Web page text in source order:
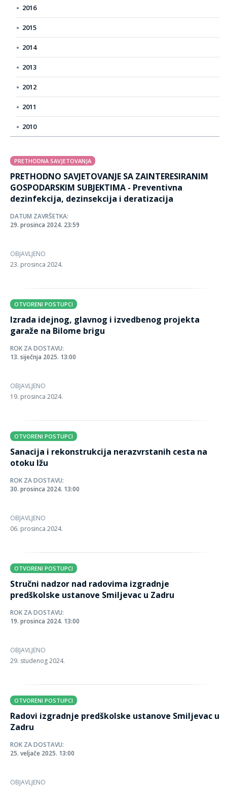
2016
2015
2014
2013
2012
2011
2010
PRETHODNA SAVJETOVANJA
PRETHODNO SAVJETOVANJE SA ZAINTERESIRANIM
GOSPODARSKIM SUBJEKTIMA - Preventivna
dezinfekcija, dezinsekcija i deratizacija
DATUM ZAVRŠETKA:
29. prosinca 2024. 23:59
OBJAVLJENO
23. prosinca 2024.
OTVORENI POSTUPCI
Izrada idejnog, glavnog i izvedbenog projekta
garaže na Bilome brigu
ROK ZA DOSTAVU:
13. siječnja 2025. 13:00
OBJAVLJENO
19. prosinca 2024.
OTVORENI POSTUPCI
Sanacija i rekonstrukcija nerazvrstanih cesta na
otoku Ižu
ROK ZA DOSTAVU:
30. prosinca 2024. 13:00
OBJAVLJENO
06. prosinca 2024.
OTVORENI POSTUPCI
Stručni nadzor nad radovima izgradnje
predškolske ustanove Smiljevac u Zadru
ROK ZA DOSTAVU:
19. prosinca 2024. 13:00
OBJAVLJENO
29. studenog 2024.
OTVORENI POSTUPCI
Radovi izgradnje predškolske ustanove Smiljevac u
Zadru
ROK ZA DOSTAVU:
25. veljače 2025. 13:00
OBJAVLJENO